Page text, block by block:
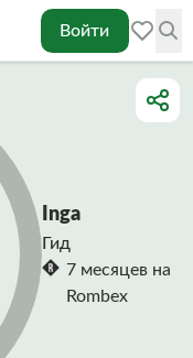
Войти
Inga
Гид
7 месяцев на
Rombex